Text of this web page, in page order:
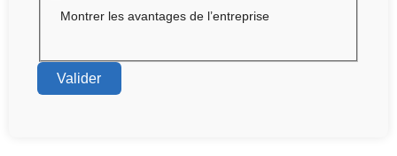
Montrer les avantages de l’entreprise
Valider